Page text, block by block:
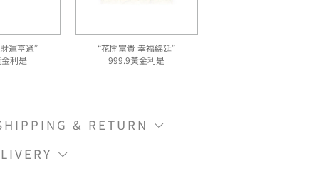
運亨通”
利是
“花開富貴 幸福綿延”
999.9黃金利是
& RETURN